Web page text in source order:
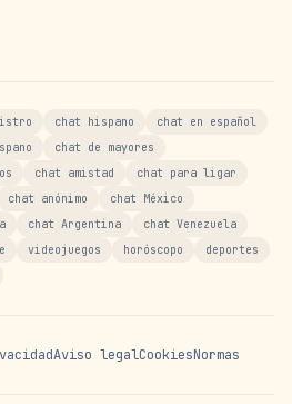
chat hispano
chat en español
chat de mayores
chat amistad
chat para ligar
chat anónimo
chat México
chat Argentina
chat Venezuela
videojuegos horóscopo
deportes
Aviso legalCookiesNormas